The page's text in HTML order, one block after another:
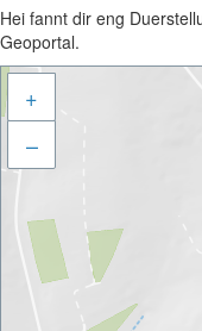
Hei fannt dir eng
Geoportal.
+
–